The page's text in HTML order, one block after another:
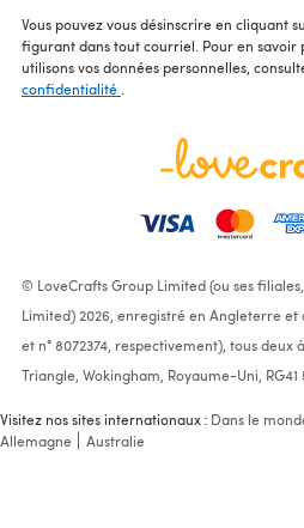
Vous pouvez vous désinscrire en cliquant
figurant dans tout courriel. Pour en savoir
utilisons vos données personnelles,
confidentialité
© LoveCrafts Group Limited (ou ses
Limited) 2026, enregistré en Angleterre et
et n° 8072374, respectivement), tous deux
Triangle, Wokingham, Royaume-Uni, RG41
Visitez nos sites internationaux : Dans le
Allemagne
Australie